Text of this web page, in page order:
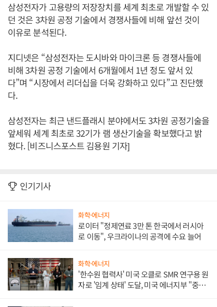
삼성전자가 고용량의 저장장치를 세계 최초로 개발할 수 있
던 것은 3차원 공정 기술에서 경쟁사들에 비해 앞선 것이
이유로 분석된다.
지디넷은 “삼성전자는 도시바와 마이크론 등 경쟁사들에
비해 3차원 공정 기술에서 6개월에서 1년 정도 앞서 있
다”며 “시장에서 리더십을 더욱 강화하고 있다”고 진단했
다.
삼성전자는 최근 낸드플래시 분야에서도 3차원 공정기술을
앞세워 세계 최초로 32기가 램 생산기술을 확보했다고 밝
혔다. [비즈니스포스트 김용원 기자]
인기기사
화학·에너지
로이터 "정제연료 3만 톤 한국에서 러시아
로 이동", 우크라이나의 공격에 수요 늘어
화학·에너지
'한수원 협력사' 미국 오클로 SMR 연구용 원
자로 '임계 상태' 도달, 미국 에너지부 "중요